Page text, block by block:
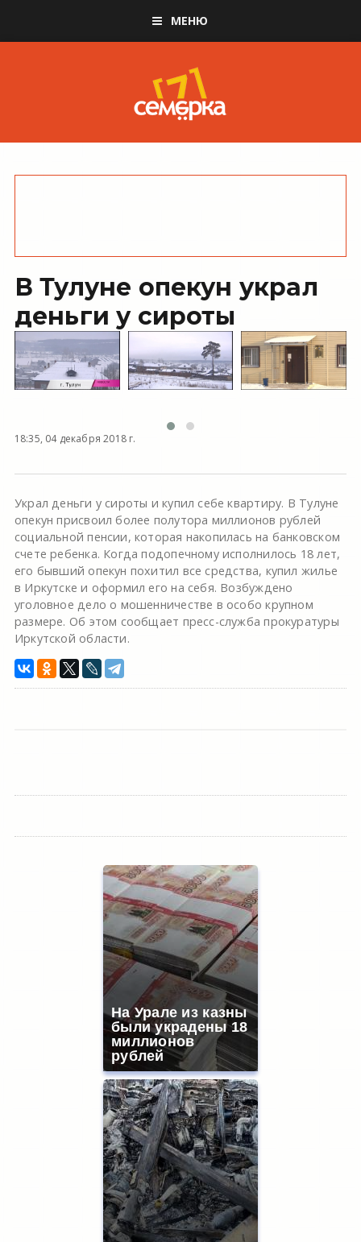
МЕНЮ
В Тулуне опекун украл
деньги у сироты
18:35, 04 декабря 2018 г.
Украл деньги у сироты и купил себе квартиру. В Тулуне
опекун присвоил более полутора миллионов рублей
социальной пенсии, которая накопилась на банковском
счете ребенка. Когда подопечному исполнилось 18 лет,
его бывший опекун похитил все средства, купил жилье
в Иркутске и оформил его на себя. Возбуждено
уголовное дело о мошенничестве в особо крупном
размере. Об этом сообщает пресс-служба прокуратуры
Иркутской области.
На Урале из казны
были украдены 18
миллионов
рублей